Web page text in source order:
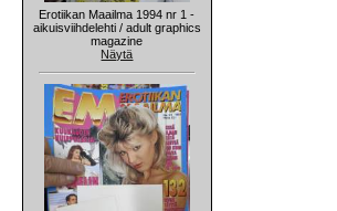
Erotiikan Maailma 1994 nr 1 -
aikuisviihdelehti / adult graphics
magazine
Näytä